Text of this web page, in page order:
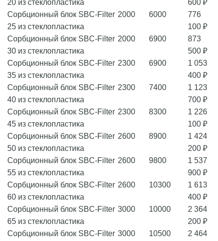
20 из стеклопластика
600 ₽
Сорбционный блок SBC-Filter
25 из стеклопластика
2000 6000
776
100 ₽
Сорбционный блок SBC-Filter
30 из стеклопластика
2000 6900
873
500 ₽
Сорбционный блок SBC-Filter
35 из стеклопластика
2300 6900
1 053
400 ₽
Сорбционный блок SBC-Filter
40 из стеклопластика
2300 7400
1 123
700 ₽
Сорбционный блок SBC-Filter
45 из стеклопластика
2300 8300
1 226
100 ₽
Сорбционный блок SBC-Filter
50 из стеклопластика
2600 8900
1 424
200 ₽
Сорбционный блок SBC-Filter
55 из стеклопластика
2600 9800
1 537
900 ₽
Сорбционный блок SBC-Filter
60 из стеклопластика
2600 10300
1 613
400 ₽
Сорбционный блок SBC-Filter
65 из стеклопластика
3000 10000
2 364
200 ₽
Сорбционный блок SBC-Filter 3000 10500
2 464